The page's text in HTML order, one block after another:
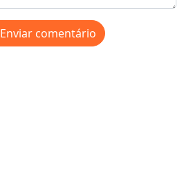
Enviar comentário